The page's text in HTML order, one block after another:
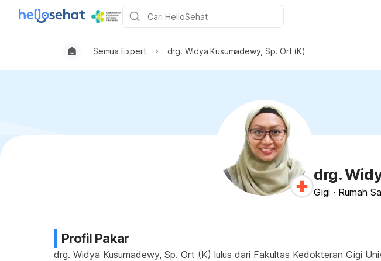
Semua Expert drg. Widya Kusumadewy, Sp. Ort (K)
drg.
Gigi · Rumah
Profil Pakar
drg. Widya Kusumadewy, Sp. Ort (K) lulus dari Fakultas Kedokteran Gigi